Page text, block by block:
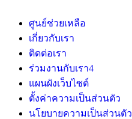
ศูนย์ช่วยเหลือ
เกี่ยวกับเรา
ติดต่อเรา
ร่วมงานกับเรา4
แผนผังเว็บไซต์
ตั้งค่าความเป็นส่วนตัว
นโยบายความเป็นส่วนตัว